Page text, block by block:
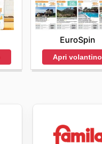
EuroSpin
Apri volantino